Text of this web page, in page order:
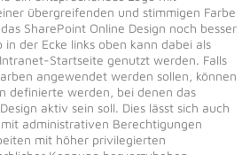
übergreifenden und stimmigen Farbe
SharePoint Online Design noch besser
in der Ecke links oben kann dabei als
Startseite genutzt werden. Falls
angewendet werden sollen, können
definierte werden, bei denen das
aktiv sein soll. Dies lässt sich auch
administrativen Berechtigungen
mit höher privilegierten